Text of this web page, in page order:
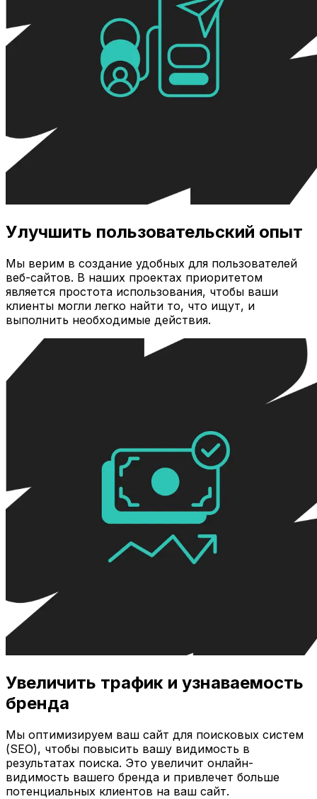
Улучшить пользовательский опыт
Мы верим в создание удобных для пользователей
веб-сайтов. В наших проектах приоритетом
является простота использования, чтобы ваши
клиенты могли легко найти то, что ищут, и
выполнить необходимые действия.
Увеличить трафик и узнаваемость
бренда
Мы оптимизируем ваш сайт для поисковых систем
(SEO), чтобы повысить вашу видимость в
результатах поиска. Это увеличит онлайн-
видимость вашего бренда и привлечет больше
потенциальных клиентов на ваш сайт.